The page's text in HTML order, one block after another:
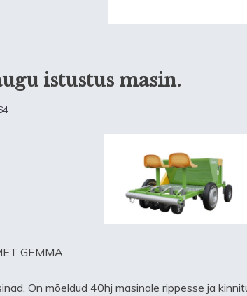
istustus masin.
GEMMA.
On mõeldud 40hj masinale rippesse ja